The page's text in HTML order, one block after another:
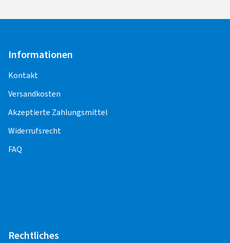
Programmierung, -Anlernen,
einschließlich der Preise für die
Montageleistungen, sind die Montagepartner
Informationen
Kontakt
Versandkosten
Akzeptierte Zahlungsmittel
Widerrufsrecht
FAQ
Rechtliches